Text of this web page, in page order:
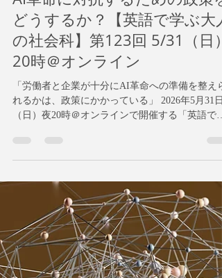
AI革命に対抗するための政策を
どうするか？【英語で学ぶ大人
の社会科】第123回 5/31（日）
20時＠オンライン